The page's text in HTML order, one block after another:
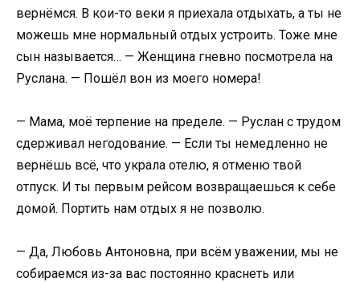
вернёмся. В кои-то веки я приехала отдыхать, а ты не
можешь мне нормальный отдых устроить. Тоже мне
сын называется… — Женщина гневно посмотрела на
Руслана. — Пошёл вон из моего номера!
— Мама, моё терпение на пределе. — Руслан с трудом
сдерживал негодование. — Если ты немедленно не
вернёшь всё, что украла отелю, я отменю твой
отпуск. И ты первым рейсом возвращаешься к себе
домой. Портить нам отдых я не позволю.
— Да, Любовь Антоновна, при всём уважении, мы не
собираемся из-за вас постоянно краснеть или